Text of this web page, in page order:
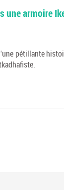
une armoire
pétillante